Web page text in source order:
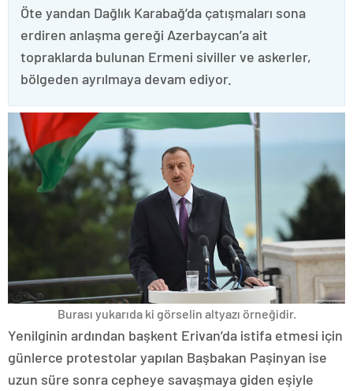
Öte yandan Dağlık Karabağ’da çatışmaları sona
erdiren anlaşma gereği Azerbaycan’a ait
topraklarda bulunan Ermeni siviller ve askerler,
bölgeden ayrılmaya devam ediyor.
Burası yukarıda ki görselin altyazı örneğidir.
Yenilginin ardından başkent Erivan’da istifa etmesi için
günlerce protestolar yapılan Başbakan Paşinyan ise
uzun süre sonra cepheye savaşmaya giden eşiyle